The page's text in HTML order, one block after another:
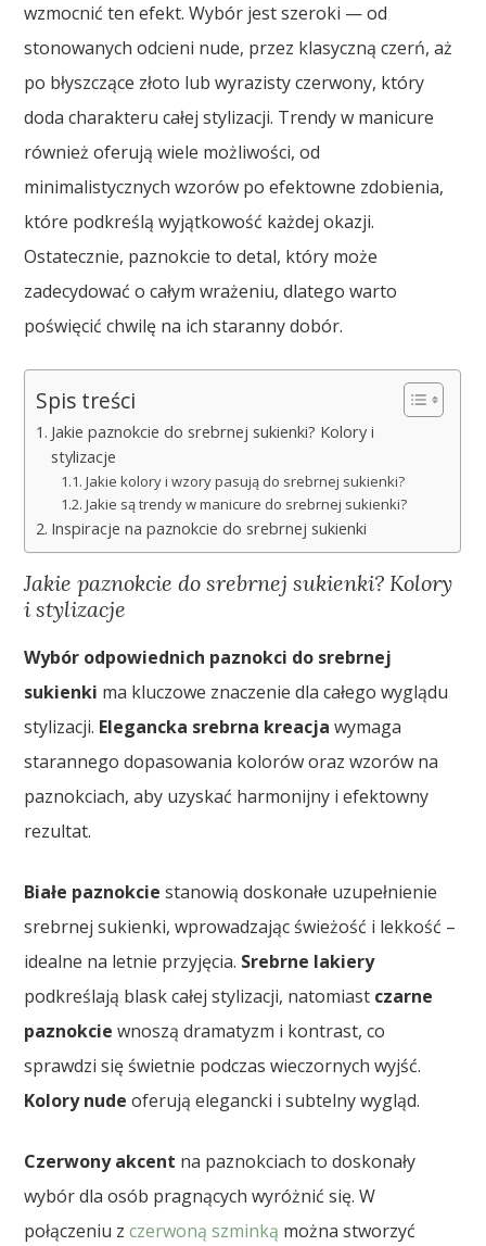
wzmocnić ten efekt. Wybór jest szeroki — od
stonowanych odcieni nude, przez klasyczną czerń, aż
po błyszczące złoto lub wyrazisty czerwony, który
doda charakteru całej stylizacji. Trendy w manicure
również oferują wiele możliwości, od
minimalistycznych wzorów po efektowne zdobienia,
które podkreślą wyjątkowość każdej okazji.
Ostatecznie, paznokcie to detal, który może
zadecydować o całym wrażeniu, dlatego warto
poświęcić chwilę na ich staranny dobór.
Spis treści
Jakie paznokcie do srebrnej sukienki? Kolory i
stylizacje
Jakie kolory i wzory pasują do srebrnej sukienki?
Jakie są trendy w manicure do srebrnej sukienki?
Inspiracje na paznokcie do srebrnej sukienki
Jakie paznokcie do srebrnej sukienki? Kolory
i stylizacje
Wybór odpowiednich paznokci do srebrnej
sukienki ma kluczowe znaczenie dla całego wyglądu
stylizacji. Elegancka srebrna kreacja wymaga
starannego dopasowania kolorów oraz wzorów na
paznokciach, aby uzyskać harmonijny i efektowny
rezultat.
Białe paznokcie stanowią doskonałe uzupełnienie
srebrnej sukienki, wprowadzając świeżość i lekkość –
idealne na letnie przyjęcia. Srebrne lakiery
podkreślają blask całej stylizacji, natomiast czarne
paznokcie wnoszą dramatyzm i kontrast, co
sprawdzi się świetnie podczas wieczornych wyjść.
Kolory nude oferują elegancki i subtelny wygląd.
Czerwony akcent na paznokciach to doskonały
wybór dla osób pragnących wyróżnić się. W
połączeniu zczerwoną szminką można stworzyć